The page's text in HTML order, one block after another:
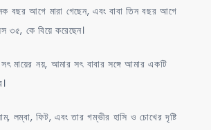
বছর আগে মারা গেছেন, এবং বাবা তিন বছর আগে
৩৫, কে বিয়ে করেছেন।
মায়ের নয়, আমার সৎ বাবার সঙ্গে আমার একটি
লম্বা, ফিট, এবং তার গম্ভীর হাসি ও চোখের দৃষ্টি